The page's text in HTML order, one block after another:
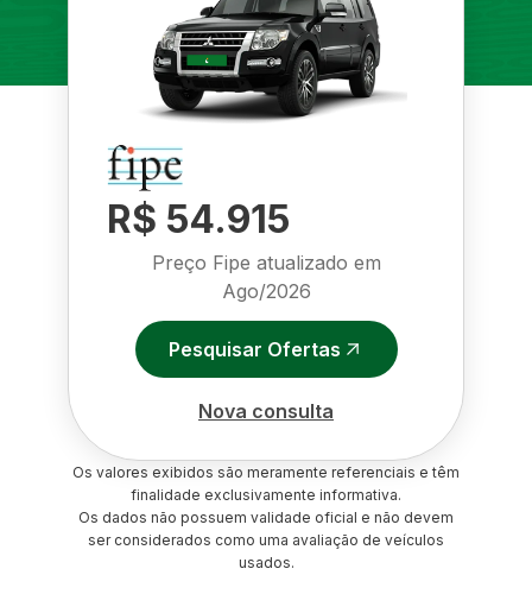
R$ 54.915
Preço Fipe atualizado em
Ago/2026
Pesquisar Ofertas
Nova consulta
Os valores exibidos são meramente referenciais e têm
finalidade exclusivamente informativa.
Os dados não possuem validade oficial e não devem
ser considerados como uma avaliação de veículos
usados.